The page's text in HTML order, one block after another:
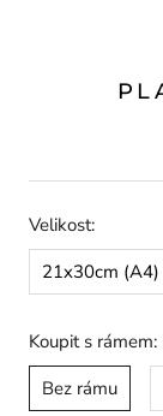
Velikost:
21x30cm (A4)
Koupit s rámem:
Bez rámu